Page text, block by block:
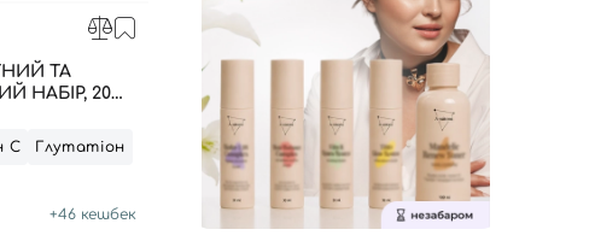
ТА
НАБІР, 20
С Глутатіон
+46кешбек